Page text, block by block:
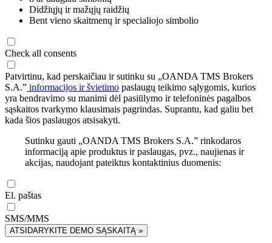
Didžiųjų ir mažųjų raidžių
Bent vieno skaitmenų ir specialiojo simbolio
Check all consents
Patvirtinu, kad perskaičiau ir sutinku su „OANDA TMS Brokers
S.A.” informacijos ir švietimo paslaugų teikimo sąlygomis, kurios
yra bendravimo su manimi dėl pasiūlymo ir telefoninės pagalbos
sąskaitos tvarkymo klausimais pagrindas. Suprantu, kad galiu bet
kada šios paslaugos atsisakyti.
Sutinku gauti „OANDA TMS Brokers S.A.” rinkodaros
informaciją apie produktus ir paslaugas, pvz., naujienas ir
akcijas, naudojant pateiktus kontaktinius duomenis:
El. paštas
SMS/MMS
ATSIDARYKITE DEMO SĄSKAITĄ »